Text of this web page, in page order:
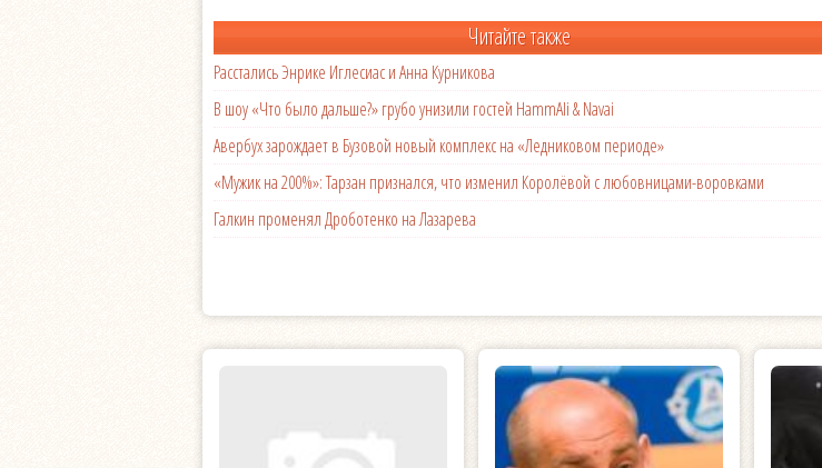
Читайте также
Расстались Энрике Иглесиас и Анна Курникова
В шоу «Что было дальше?» грубо унизили гостей HammAli & Navai
Авербух зарождает в Бузовой новый комплекс на «Ледниковом периоде»
«Мужик на 200%»: Тарзан признался, что изменил Королёвой с любовницами-воровками
Галкин променял Дроботенко на Лазарева